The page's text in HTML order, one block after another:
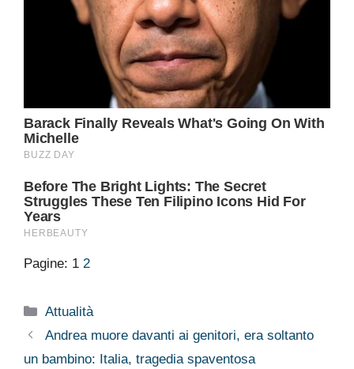
Pagine: 1 2
Categorie
Attualità
Andrea muore davanti ai genitori, era soltanto
un bambino: Italia, tragedia spaventosa